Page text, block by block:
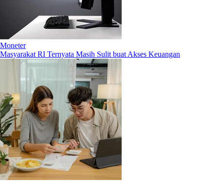
Moneter
Masyarakat RI Ternyata Masih Sulit buat Akses Keuangan